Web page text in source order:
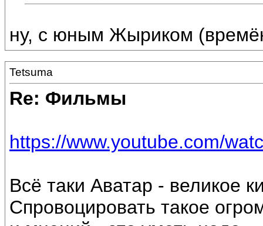
ну, с юным Жыриком
Tetsuma
Re: Фильмы
https://www.youtube.com/
Всё таки Аватар - великое
Спровоцировать такое